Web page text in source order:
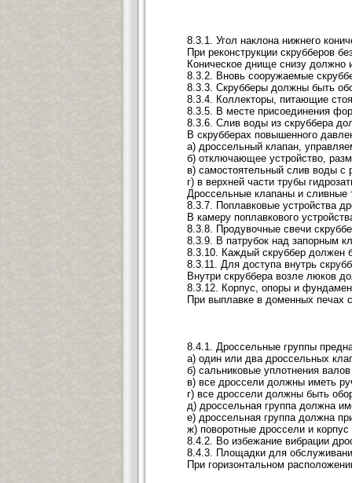
8.3.1. Угол наклона нижнего
При реконструкции скрубберов
Коническое днище снизу должно
8.3.2. Вновь сооружаемые
8.3.3. Скрубберы должны быть
8.3.4. Коллекторы, питающие
8.3.5. В месте присоединения
8.3.6. Слив воды из скруббера
В скрубберах повышенного
а) дроссельный клапан,
б) отключающее устройство,
в) самостоятельный слив воды с
г) в верхней части трубы
Дроссельные клапаны и сливные
8.3.7. Поплавковые устройства
В камеру поплавкового
8.3.8. Продувочные свечи
8.3.9. В патрубок над запорным
8.3.10. Каждый скруббер должен
8.3.11. Для доступа внутрь
Внутри скруббера возле люков
8.3.12. Корпус, опоры и
При выплавке в доменных печах
8.4.1. Дроссельные группы
а) один или два дроссельных
б) сальниковые уплотнения
в) все дроссели должны иметь
г) все дроссели должны быть
д) дроссельная группа должна
е) дроссельная группа должна
ж) поворотные дроссели и
8.4.2. Во избежание вибрации
8.4.3. Площадки для
При горизонтальном